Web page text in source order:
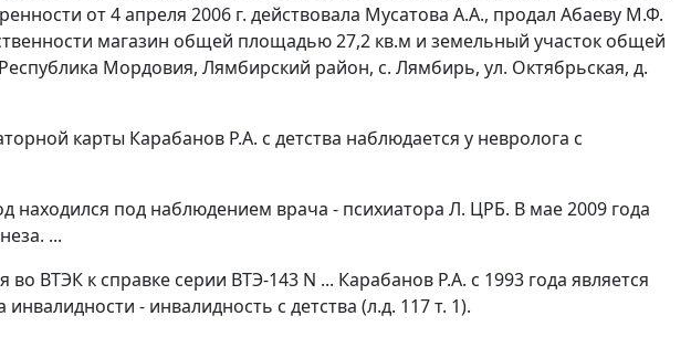
от 4 апреля 2006 г. действовала Мусатова А.А., продал Абаеву М.Ф.
магазин общей площадью 27,2 кв.м и земельный участок общей
Мордовия, Лямбирский район, с. Лямбирь, ул. Октябрьская, д.
карты Карабанов Р.А. с детства наблюдается у невролога с
находился под наблюдением врача - психиатора Л. ЦРБ. В мае 2009 года
...
ВТЭК к справке серии ВТЭ-143 N ... Карабанов Р.А. с 1993 года является
- инвалидность с детства (л.д. 117 т. 1).